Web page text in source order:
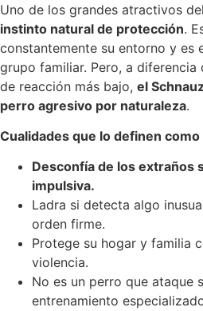
Uno de los grandes atractivos
instinto natural de protección.
constantemente su entorno y es
grupo familiar. Pero, a diferencia
de reacción más bajo, el
perro agresivo por naturaleza.
Cualidades que lo definen
Desconfía de los extraños
impulsiva.
Ladra si detecta algo
orden firme.
Protege su hogar y familia
violencia.
No es un perro que ataque
entrenamiento